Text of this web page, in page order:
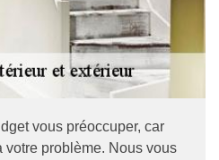
vous préoccuper, car
votre problème. Nous vous